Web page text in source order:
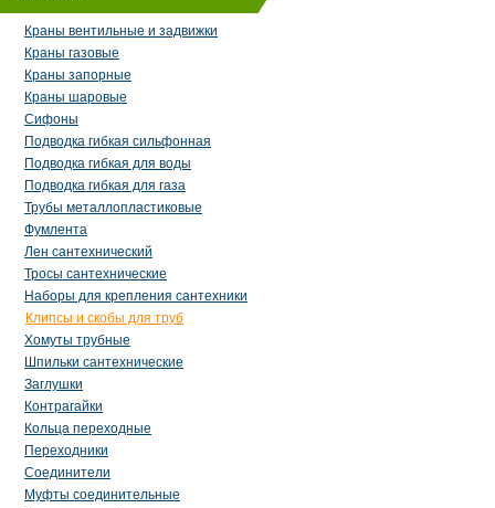
Краны вентильные и задвижки
Краны газовые
Краны запорные
Краны шаровые
Сифоны
Подводка гибкая сильфонная
Подводка гибкая для воды
Подводка гибкая для газа
Трубы металлопластиковые
Фумлента
Лен сантехнический
Тросы сантехнические
Наборы для крепления сантехники
Клипсы и скобы для труб
Хомуты трубные
Шпильки сантехнические
Заглушки
Контрагайки
Кольца переходные
Переходники
Соединители
Муфты соединительные